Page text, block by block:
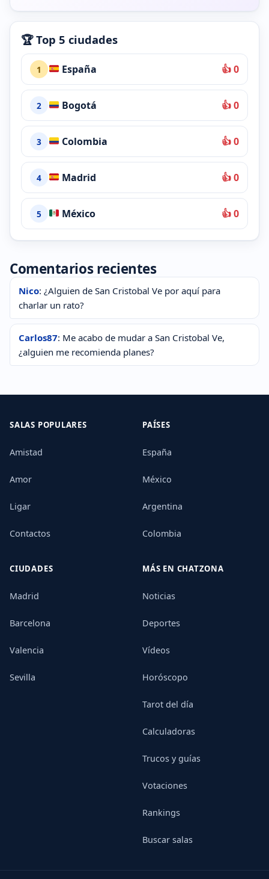
🏆 Top 5 ciudades
1 España 👍 0
2 Bogotá 👍 0
3 Colombia 👍 0
4 Madrid 👍 0
5 México 👍 0
Comentarios recientes
Nico: ¿Alguien de San Cristobal Ve por aquí para
charlar un rato?
Carlos87: Me acabo de mudar a San Cristobal Ve,
¿alguien me recomienda planes?
SALAS POPULARES
Amistad
Amor
Ligar
Contactos
PAÍSES
España
México
Argentina
Colombia
CIUDADES
Madrid
Barcelona
Valencia
Sevilla
MÁS EN CHATZONA
Noticias
Deportes
Vídeos
Horóscopo
Tarot del día
Calculadoras
Trucos y guías
Votaciones
Rankings
Buscar salas